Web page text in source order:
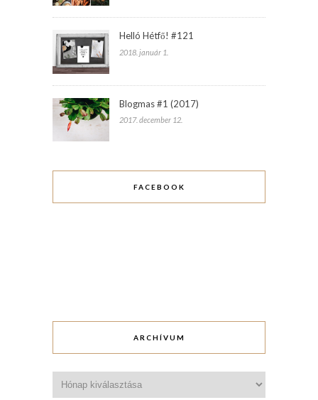
Helló Hétfő! #121
2018. január 1.
Blogmas #1 (2017)
2017. december 12.
FACEBOOK
ARCHÍVUM